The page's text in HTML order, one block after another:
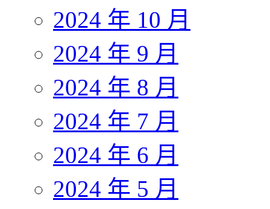
2024 年 10 月
2024 年 9 月
2024 年 8 月
2024 年 7 月
2024 年 6 月
2024 年 5 月